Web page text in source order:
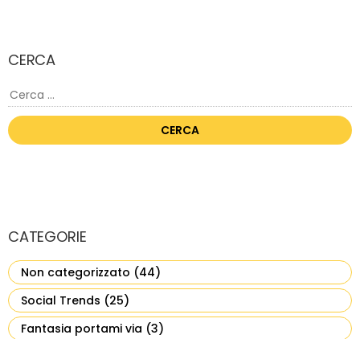
CERCA
Ricerca
per:
CATEGORIE
Non categorizzato (44)
Social Trends (25)
Fantasia portami via (3)